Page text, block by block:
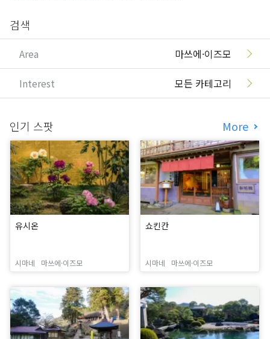
검색
Area 마쓰에·이즈모
Interest 모든 카테고리
인기 스팟 More
유시온
시마네 마쓰에·이즈모
쇼킨칸
시마네 마쓰에·이즈모